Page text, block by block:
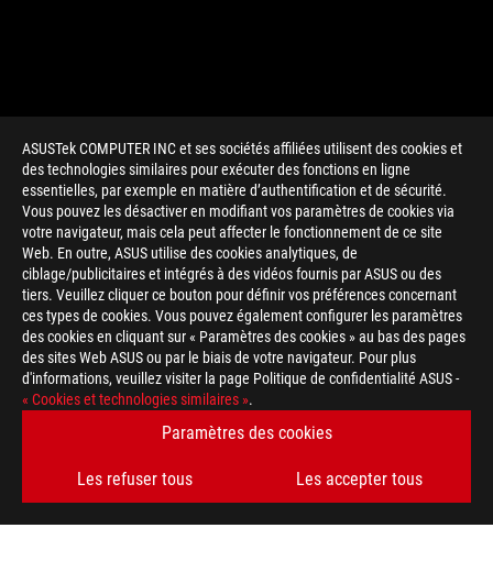
ASUSTek COMPUTER INC et ses sociétés affiliées utilisent des cookies et
des technologies similaires pour exécuter des fonctions en ligne
essentielles, par exemple en matière d’authentification et de sécurité.
Vous pouvez les désactiver en modifiant vos paramètres de cookies via
votre navigateur, mais cela peut affecter le fonctionnement de ce site
Web. En outre, ASUS utilise des cookies analytiques, de
ciblage/publicitaires et intégrés à des vidéos fournis par ASUS ou des
tiers. Veuillez cliquer ce bouton pour définir vos préférences concernant
ces types de cookies. Vous pouvez également configurer les paramètres
des cookies en cliquant sur « Paramètres des cookies » au bas des pages
des sites Web ASUS ou par le biais de votre navigateur. Pour plus
d'informations, veuillez visiter la page Politique de confidentialité ASUS -
« Cookies et technologies similaires ».
Paramètres des cookies
Les refuser tous Les accepter tous
> GAMING UNBOXING MAGNUS
TYPE DE PAIEMENT ACCEPTÉ
OBTENEZ LES DERNIÈRES OFFRES ET PLUS ENCORE
INSCRIPTION